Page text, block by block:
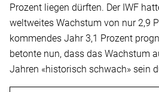
Prozent liegen dürften. Der IWF
weltweites Wachstum von nur 2,9
kommendes Jahr 3,1 Prozent
betonte nun, dass das Wachstum
Jahren «historisch schwach» sein